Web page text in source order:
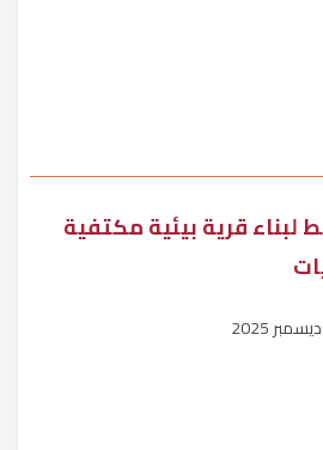
لبناء قرية بيئية مكتفية